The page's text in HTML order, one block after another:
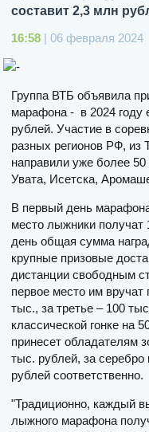
составит 2,3 млн
16:58 | 06 февраля 2024
Группа ВТБ объявила
марафона - в 2024 году
рублей. Участие в
разных регионов РФ, из
направили уже более
Увата, Исетска,
В первый день
место лыжники получат
день общая сумма
крупные призовые
дистанции свободным
первое место им вручат
тыс., за третье – 100
классической гонке на
принесет обладателям
тыс. рублей, за
рублей соответственно.
"Традиционно, каждый
лыжного марафона